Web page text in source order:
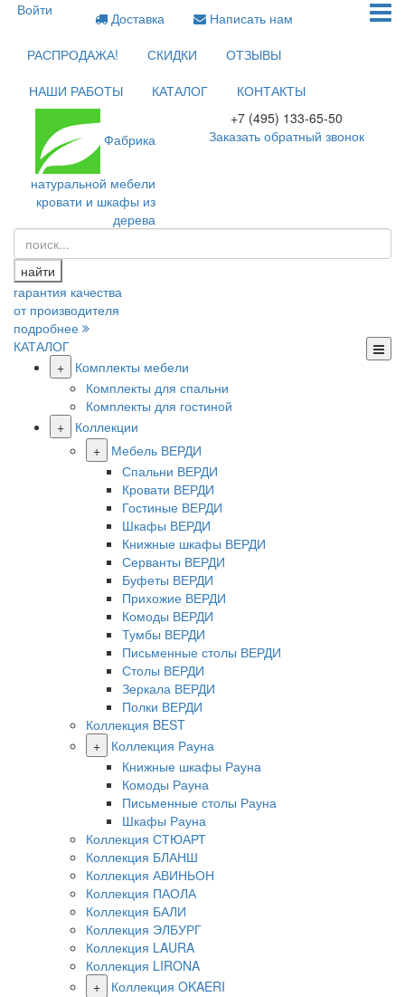
Войти Доставка
Написать нам
РАСПРОДАЖА!
СКИДКИ
ОТЗЫВЫ
НАШИ РАБОТЫ
КАТАЛОГ КОНТАКТЫ
Фабрика
натуральной мебели
кровати и шкафы из
дерева
+7 (495) 133-65-50
Заказать обратный звонок
найти
гарантия качества
от производителя
подробнее
КАТАЛОГ
+
Комплекты мебели
Комплекты для спальни
Комплекты для гостиной
+
Коллекции
+
Мебель ВЕРДИ
Спальни ВЕРДИ
Кровати ВЕРДИ
Гостиные ВЕРДИ
Шкафы ВЕРДИ
Книжные шкафы ВЕРДИ
Серванты ВЕРДИ
Буфеты ВЕРДИ
Прихожие ВЕРДИ
Комоды ВЕРДИ
Тумбы ВЕРДИ
Письменные столы ВЕРДИ
Столы ВЕРДИ
Зеркала ВЕРДИ
Полки ВЕРДИ
Коллекция BEST
+
Коллекция Рауна
Книжные шкафы Рауна
Комоды Рауна
Письменные столы Рауна
Шкафы Рауна
Коллекция СТЮАРТ
Коллекция БЛАНШ
Коллекция АВИНЬОН
Коллекция ПАОЛА
Коллекция БАЛИ
Коллекция ЭЛБУРГ
Коллекция LAURA
Коллекция LIRONA
+
Коллекция OKAERI